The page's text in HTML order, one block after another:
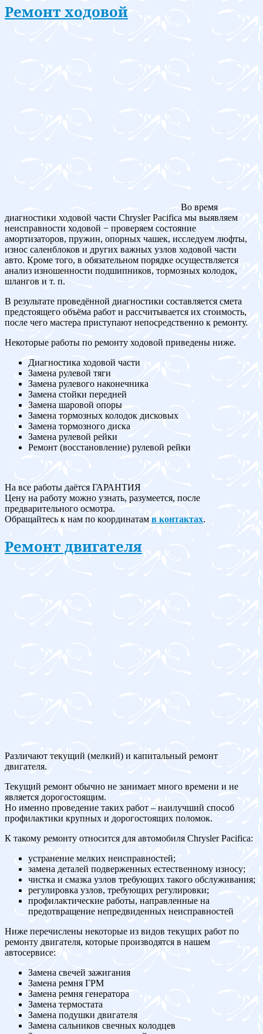
Ремонт ходовой
Во время
диагностики ходовой части Chrysler Pacifica мы выявляем
неисправности ходовой − проверяем состояние
амортизаторов, пружин, опорных чашек, исследуем люфты,
износ саленблоков и других важных узлов ходовой части
авто. Кроме того, в обязательном порядке осуществляется
анализ изношенности подшипников, тормозных колодок,
шлангов и т. п.
В результате проведённой диагностики составляется смета
предстоящего объёма работ и рассчитывается их стоимость,
после чего мастера приступают непосредственно к ремонту.
Некоторые работы по ремонту ходовой приведены ниже.
Диагностика ходовой части
Замена рулевой тяги
Замена рулевого наконечника
Замена стойки передней
Замена шаровой опоры
Замена тормозных колодок дисковых
Замена тормозного диска
Замена рулевой рейки
Ремонт (восстановление) рулевой рейки
На все работы даётся ГАРАНТИЯ
Цену на работу можно узнать, разумеется, после
предварительного осмотра.
Обращайтесь к нам по координатам в контактах.
Ремонт двигателя
Различают текущий (мелкий) и капитальный ремонт
двигателя.
Текущий ремонт обычно не занимает много времени и не
является дорогостоящим.
Но именно проведение таких работ – наилучший способ
профилактики крупных и дорогостоящих поломок.
К такому ремонту относится для автомобиля Chrysler Pacifica:
устранение мелких неисправностей;
замена деталей подверженных естественному износу;
чистка и смазка узлов требующих такого обслуживания;
регулировка узлов, требующих регулировки;
профилактические работы, направленные на
предотвращение непредвиденных неисправностей
Ниже перечислены некоторые из видов текущих работ по
ремонту двигателя, которые производятся в нашем
автосервисе:
Замена свечей зажигания
Замена ремня ГРМ
Замена ремня генератора
Замена термостата
Замена подушки двигателя
Замена сальников свечных колодцев